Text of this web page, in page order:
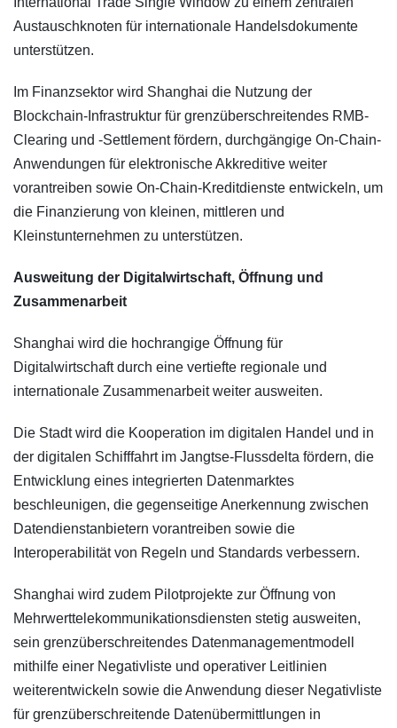
Austauschknoten für internationale Handelsdokumente
unterstützen.
Im Finanzsektor wird Shanghai die Nutzung der
Blockchain-Infrastruktur für grenzüberschreitendes RMB-
Clearing und -Settlement fördern, durchgängige On-Chain-
Anwendungen für elektronische Akkreditive weiter
vorantreiben sowie On-Chain-Kreditdienste entwickeln, um
die Finanzierung von kleinen, mittleren und
Kleinstunternehmen zu unterstützen.
Ausweitung der Digitalwirtschaft, Öffnung und
Zusammenarbeit
Shanghai wird die hochrangige Öffnung für
Digitalwirtschaft durch eine vertiefte regionale und
internationale Zusammenarbeit weiter ausweiten.
Die Stadt wird die Kooperation im digitalen Handel und in
der digitalen Schifffahrt im Jangtse-Flussdelta fördern, die
Entwicklung eines integrierten Datenmarktes
beschleunigen, die gegenseitige Anerkennung zwischen
Datendienstanbietern vorantreiben sowie die
Interoperabilität von Regeln und Standards verbessern.
Shanghai wird zudem Pilotprojekte zur Öffnung von
Mehrwerttelekommunikationsdiensten stetig ausweiten,
sein grenzüberschreitendes Datenmanagementmodell
mithilfe einer Negativliste und operativer Leitlinien
weiterentwickeln sowie die Anwendung dieser Negativliste
für grenzüberschreitende Datenübermittlungen in